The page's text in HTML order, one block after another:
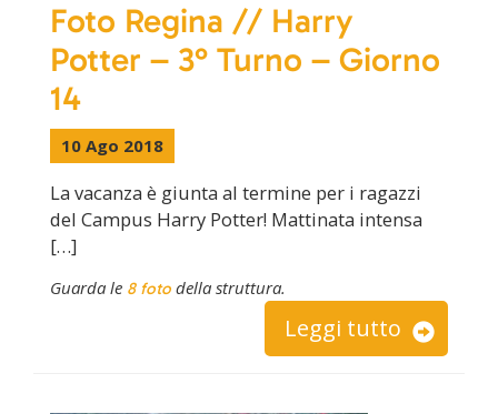
Foto Regina // Harry
Potter – 3° Turno – Giorno
14
10 Ago 2018
La vacanza è giunta al termine per i ragazzi
del Campus Harry Potter! Mattinata intensa
[…]
Guarda le 8 foto della struttura.
Leggi tutto